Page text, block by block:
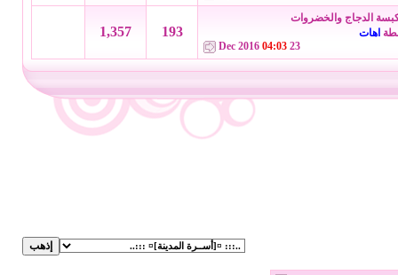
الدجاج والخضروات
اهات
23 Dec 2016
04:03
193
1,357